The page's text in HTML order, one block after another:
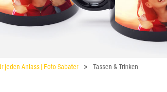
jeden Anlass | Foto Sabater Tassen & Trinken